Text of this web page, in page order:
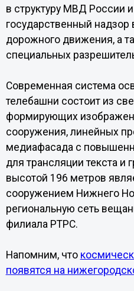
в структуру МВД России
государственный
дорожного движения, а
специальных
Современная система
телебашни состоит из
формирующих
сооружения, линейных
медиафасада с
для трансляции текста и
высотой 196 метров
сооружением Нижнего
региональную сеть
филиала РТРС.
Напомним, что
появятся на